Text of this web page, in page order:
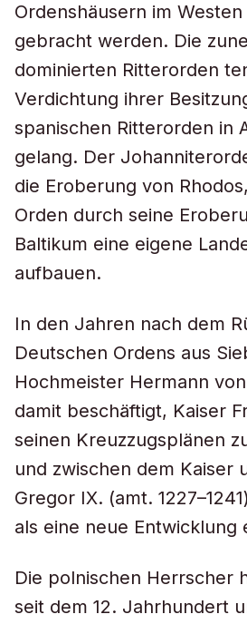
Ordenshäusern im
gebracht werden. Die
dominierten Ritterorden
Verdichtung ihrer
spanischen Ritterorden in
gelang. Der
die Eroberung von
Orden durch seine
Baltikum eine eigene
aufbauen.
In den Jahren nach dem
Deutschen Ordens aus
Hochmeister Hermann
damit beschäftigt, Kaiser
seinen Kreuzzugsplänen
und zwischen dem Kaiser
Gregor IX. (amt.
als eine neue Entwicklung
Die polnischen Herrscher
seit dem 12. Jahrhundert